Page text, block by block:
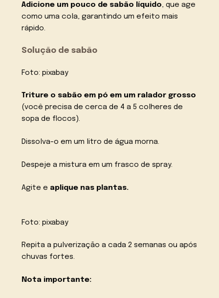
Adicione um pouco de sabão líquido, que age
como uma cola, garantindo um efeito mais
rápido.
Solução de sabão
Foto: pixabay
Triture o sabão em pó em um ralador grosso
(você precisa de cerca de 4 a 5 colheres de
sopa de flocos).
Dissolva-o em um litro de água morna.
Despeje a mistura em um frasco de spray.
Agite e aplique nas plantas.
Foto: pixabay
Repita a pulverização a cada 2 semanas ou após
chuvas fortes.
Nota importante: